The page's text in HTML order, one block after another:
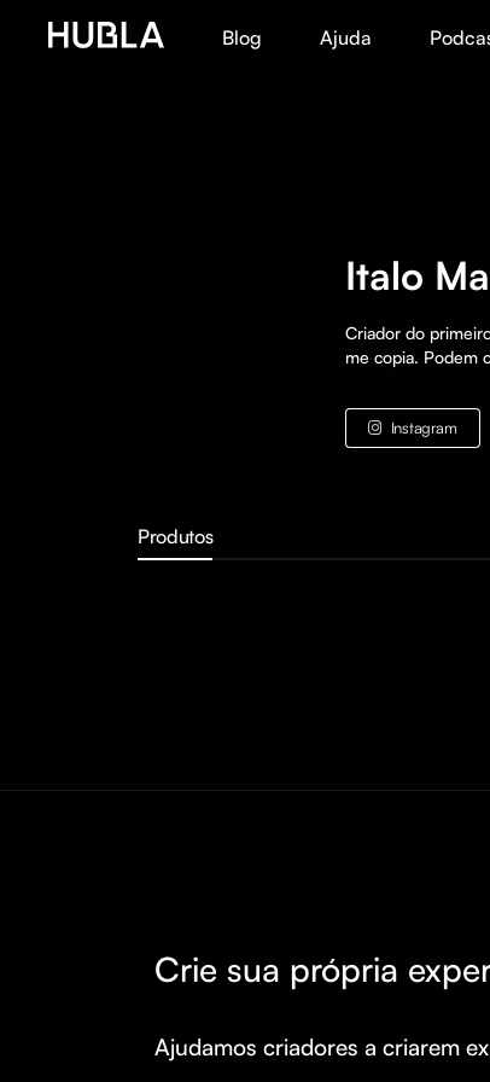
Blog Ajuda
Italo
Criador do
me copia. Podem
Instagram
Produtos
Crie sua própria
Ajudamos criadores a criarem